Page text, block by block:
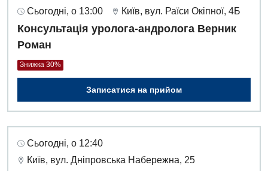
Сьогодні, о 13:00 Київ, вул. Раїси Окіпної, 4Б
Консультація уролога-андролога Верник
Роман
Знижка 30%
Записатися на прийом
Сьогодні, о 12:40
Київ, вул. Дніпровська Набережна, 25